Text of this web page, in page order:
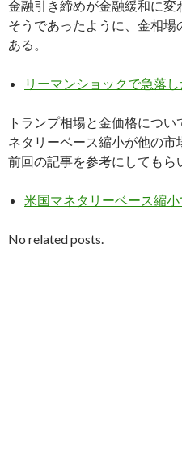
金融引き締めが金融緩和に
そうであったように、金相
ある。
リーマンショックで急落
トランプ相場と金価格につ
ネタリーベース縮小が他の市
前回の記事を参考にしてもら
米国マネタリーベース縮
No related posts.